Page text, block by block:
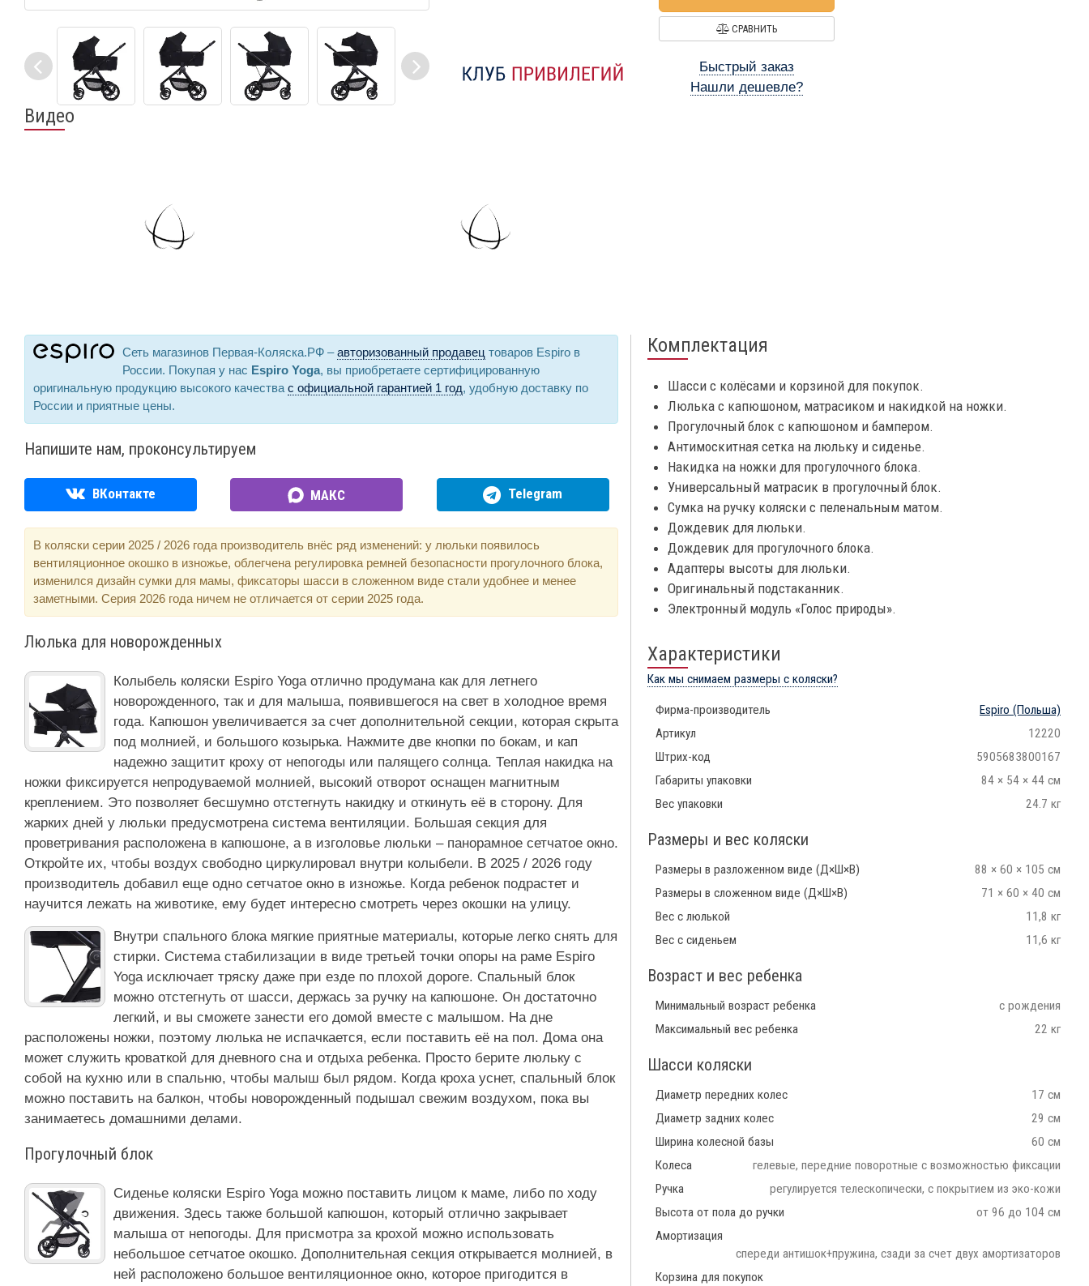
СРАВНИТЬ
Быстрый заказ
Нашли дешевле?
Видео
Сеть магазинов Первая-Коляска.РФ –авторизованный продавец товаров Espiro в
России. Покупая у нас Espiro Yoga, вы приобретаете сертифицированную
оригинальную продукцию высокого качества с официальной гарантией 1 год, удобную доставку по
России и приятные цены.
Напишите нам, проконсультируем
ВКонтакте МАКС Telegram
В коляски серии 2025 / 2026 года производитель внёс ряд изменений: у люльки появилось
вентиляционное окошко в изножье, облегчена регулировка ремней безопасности прогулочного блока,
изменился дизайн сумки для мамы, фиксаторы шасси в сложенном виде стали удобнее и менее
заметными. Серия 2026 года ничем не отличается от серии 2025 года.
Люлька для новорожденных
Колыбель коляски Espiro Yoga отлично продумана как для летнего
новорожденного, так и для малыша, появившегося на свет в холодное время
года. Капюшон увеличивается за счет дополнительной секции, которая скрыта
под молнией, и большого козырька. Нажмите две кнопки по бокам, и кап
надежно защитит кроху от непогоды или палящего солнца. Теплая накидка на
ножки фиксируется непродуваемой молнией, высокий отворот оснащен магнитным
креплением. Это позволяет бесшумно отстегнуть накидку и откинуть её в сторону. Для
жарких дней у люльки предусмотрена система вентиляции. Большая секция для
проветривания расположена в капюшоне, а в изголовье люльки – панорамное сетчатое окно.
Откройте их, чтобы воздух свободно циркулировал внутри колыбели. В 2025 / 2026 году
производитель добавил еще одно сетчатое окно в изножье. Когда ребенок подрастет и
научится лежать на животике, ему будет интересно смотреть через окошки на улицу.
Внутри спального блока мягкие приятные материалы, которые легко снять для
стирки. Система стабилизации в виде третьей точки опоры на раме Espiro
Yoga исключает тряску даже при езде по плохой дороге. Спальный блок
можно отстегнуть от шасси, держась за ручку на капюшоне. Он достаточно
легкий, и вы сможете занести его домой вместе с малышом. На дне
расположены ножки, поэтому люлька не испачкается, если поставить её на пол. Дома она
может служить кроваткой для дневного сна и отдыха ребенка. Просто берите люльку с
собой на кухню или в спальню, чтобы малыш был рядом. Когда кроха уснет, спальный блок
можно поставить на балкон, чтобы новорожденный подышал свежим воздухом, пока вы
занимаетесь домашними делами.
Прогулочный блок
Сиденье коляски Espiro Yoga можно поставить лицом к маме, либо по ходу
движения. Здесь также большой капюшон, который отлично закрывает
малыша от непогоды. Для присмотра за крохой можно использовать
небольшое сетчатое окошко. Дополнительная секция открывается молнией, в
ней расположено большое вентиляционное окно, которое пригодится в
Комплектация
Шасси с колёсами и корзиной для покупок.
Люлька с капюшоном, матрасиком и накидкой на ножки.
Прогулочный блок с капюшоном и бампером.
Антимоскитная сетка на люльку и сиденье.
Накидка на ножки для прогулочного блока.
Универсальный матрасик в прогулочный блок.
Сумка на ручку коляски с пеленальным матом.
Дождевик для люльки.
Дождевик для прогулочного блока.
Адаптеры высоты для люльки.
Оригинальный подстаканник.
Электронный модуль «Голос природы».
Характеристики
Как мы снимаем размеры с коляски?
Фирма-производитель Espiro (Польша)
Артикул
12220
Штрих-код
5905683800167
Габариты упаковки
84 × 54 × 44 см
Вес упаковки
24.7 кг
Размеры и вес коляски
Размеры в разложенном виде (Д×Ш×В)
88 × 60 × 105 см
Размеры в сложенном виде (Д×Ш×В)
71 × 60 × 40 см
Вес с люлькой
11,8 кг
Вес с сиденьем
11,6 кг
Возраст и вес ребенка
Минимальный возраст ребенка
с рождения
Максимальный вес ребенка
22 кг
Шасси коляски
Диаметр передних колес
17 см
Диаметр задних колес
29 см
Ширина колесной базы
60 см
Колеса
гелевые, передние поворотные с возможностью фиксации
Ручка
регулируется телескопически, с покрытием из эко-кожи
Высота от пола до ручки
от 96 до 104 см
Амортизация
спереди антишок+пружина, сзади за счет двух амортизаторов
Корзина для покупок